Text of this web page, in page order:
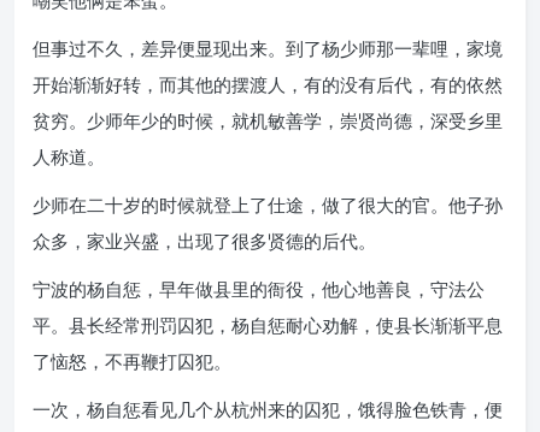
但事过不久，差异便显现出来。到了杨少师那一辈哩，家境
开始渐渐好转，而其他的摆渡人，有的没有后代，有的依然
贫穷。少师年少的时候，就机敏善学，崇贤尚德，深受乡里
人称道。
少师在二十岁的时候就登上了仕途，做了很大的官。他子孙
众多，家业兴盛，出现了很多贤德的后代。
宁波的杨自惩，早年做县里的衙役，他心地善良，守法公
平。县长经常刑罚囚犯，杨自惩耐心劝解，使县长渐渐平息
了恼怒，不再鞭打囚犯。
一次，杨自惩看见几个从杭州来的囚犯，饿得脸色铁青，便